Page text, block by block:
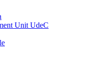
Unit UdeC